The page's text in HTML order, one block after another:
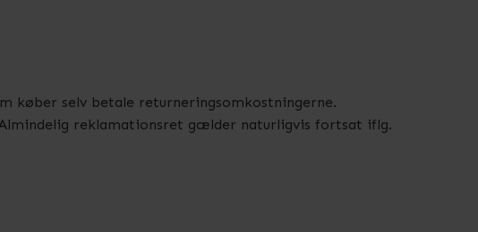
køber selv betale returneringsomkostningerne.
reklamationsret gælder naturligvis fortsat iflg.